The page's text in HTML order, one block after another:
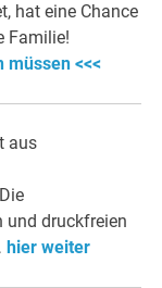
hat eine Chance
Familie!
müssen <<<
aus
und druckfreien
hier weiter